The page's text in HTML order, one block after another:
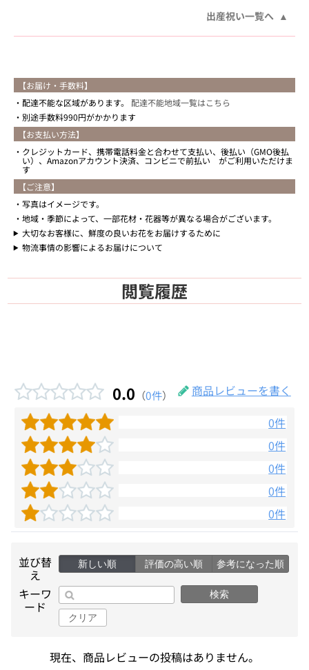
出産祝い一覧へ
【お届け・手数料】
配達不能な区域があります。 配達不能地域一覧はこちら
別途手数料990円がかかります
【お支払い方法】
クレジットカード、携帯電話料金と合わせて支払い、後払い（GMO後払
い）、Amazonアカウント決済、コンビニで前払い がご利用いただけま
す
【ご注意】
写真はイメージです。
地域・季節によって、一部花材・花器等が異なる場合がございます。
大切なお客様に、鮮度の良いお花をお届けするために
物流事情の影響によるお届けについて
閲覧履歴
0.0 （0件）
商品レビューを書く
0件
0件
0件
0件
0件
並び替
え
新しい順 評価の高い順 参考になった順
キーワ
ード
検索
クリア
現在、商品レビューの投稿はありません。